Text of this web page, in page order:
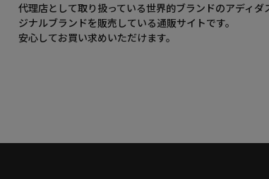
代理店として取り扱っている世界的ブランドのアディ
ジナルブランドを販売している通販サイトです。
安心してお買い求めいただけます。